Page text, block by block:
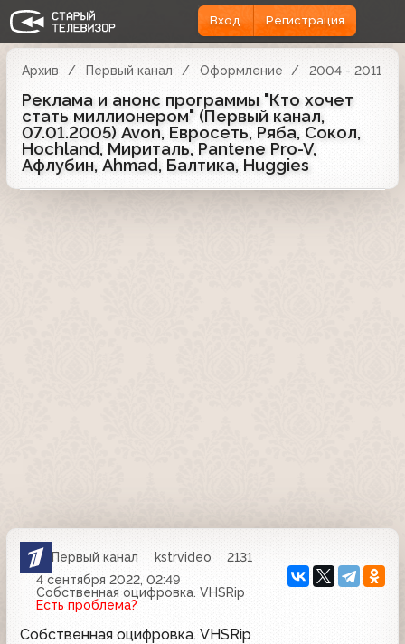
Вход Регистрация
Архив Первый канал Оформление 2004 - 2011
Реклама и анонс программы "Кто хочет
стать миллионером" (Первый канал,
07.01.2005) Avon, Евросеть, Ряба, Сокол,
Hochland, Мириталь, Pantene Pro-V,
Афлубин, Ahmad, Балтика, Huggies
Первый канал kstrvideo
2131
4 сентября 2022, 02:49
Собственная оцифровка. VHSRip
Есть проблема?
Собственная оцифровка. VHSRip